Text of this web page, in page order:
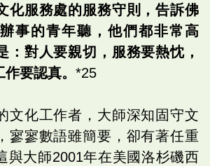
化服務處的服務守則，告訴佛
事的青年聽，他們都非常高
：對人要親切，服務要熱忱，
要認真。 *25
文化工作者，大師深知固守文
寥寥數語雖簡要，卻有著任重
與大師2001年在美國洛杉磯西